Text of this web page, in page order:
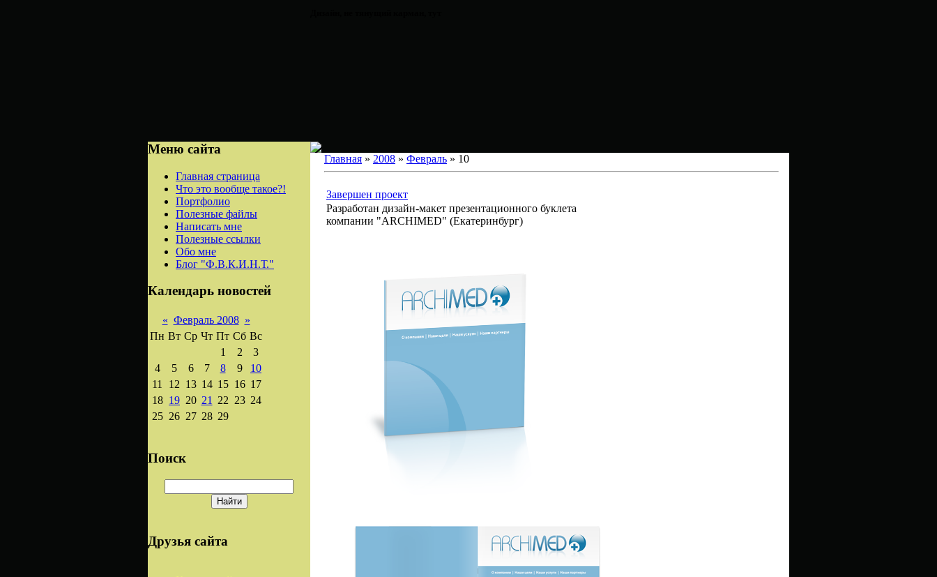
Меню сайта
Главная страница
Что это вообще такое?!
Портфолио
Полезные файлы
Написать мне
Полезные ссылки
Обо мне
Блог "Ф.В.К.И.Н.Т."
Календарь новостей
« Февраль 2008 »
Пн Вт Ср Чт Пт Сб Вс
1
2
3
4
5 6 7 8 9
10
11
12 13 14 15 16 17
18 19 20 21 22 23 24
25 26 27 28 29
Поиск
Друзья сайта
Главная » 2008 » Февраль » 10
Завершен проект
Разработан дизайн-макет презентационного буклета
компании "ARCHIMED" (Екатеринбург)